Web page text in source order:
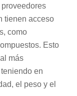
tienen acceso
como
Esto
más
en
el peso y el